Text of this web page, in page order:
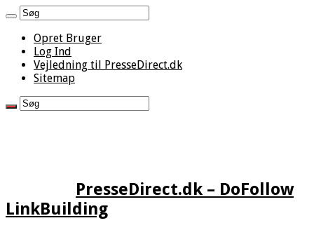
Opret Bruger
Log Ind
Vejledning til PresseDirect.dk
Sitemap
PresseDirect.dk – DoFollow
LinkBuilding